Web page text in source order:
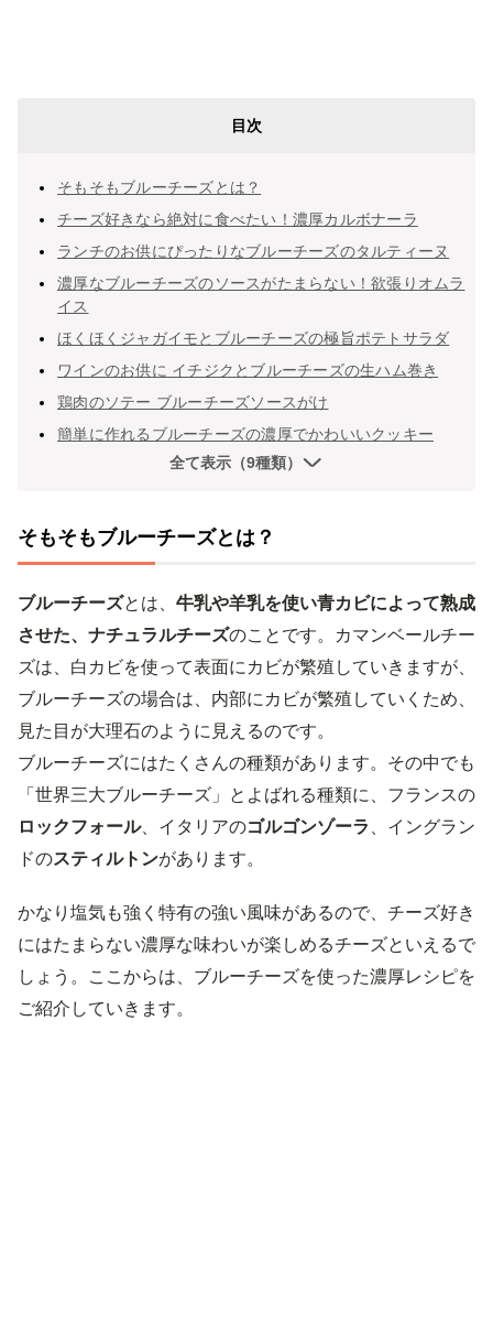
目次
そもそもブルーチーズとは？
チーズ好きなら絶対に食べたい！濃厚カルボナーラ
ランチのお供にぴったりなブルーチーズのタルティーヌ
濃厚なブルーチーズのソースがたまらない！欲張りオムラ
イス
ほくほくジャガイモとブルーチーズの極旨ポテトサラダ
ワインのお供に イチジクとブルーチーズの生ハム巻き
鶏肉のソテー ブルーチーズソースがけ
簡単に作れるブルーチーズの濃厚でかわいいクッキー
全て表示（9種類）
そもそもブルーチーズとは？
ブルーチーズとは、 牛乳や羊乳を使い青カビによって熟成
させた、ナチュラルチーズのことです。カマンベールチー
ズは、白カビを使って表面にカビが繁殖していきますが、
ブルーチーズの場合は、内部にカビが繁殖していくため、
見た目が大理石のように見えるのです。
ブルーチーズにはたくさんの種類があります。その中でも
「世界三大ブルーチーズ」とよばれる種類に、フランスの
ロックフォール、イタリアのゴルゴンゾーラ 、イングラン
ドのスティルトンがあります。
かなり塩気も強く特有の強い風味があるので、チーズ好き
にはたまらない濃厚な味わいが楽しめるチーズといえるで
しょう。ここからは、ブルーチーズを使った濃厚レシピを
ご紹介していきます。